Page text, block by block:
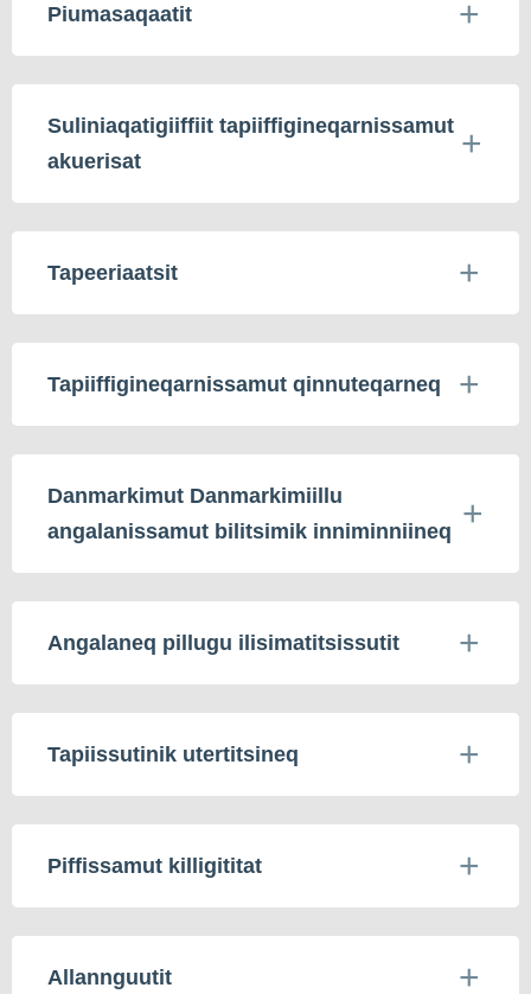
Piumasaqaatit
Suliniaqatigiiffiit tapiiffigineqarnissamut
akuerisat
Tapeeriaatsit
Tapiiffigineqarnissamut qinnuteqarneq
Danmarkimut Danmarkimiillu
angalanissamut bilitsimik inniminniineq
Angalaneq pillugu ilisimatitsissutit
Tapiissutinik utertitsineq
Piffissamut killigititat
Allannguutit